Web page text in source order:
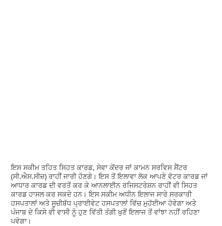
ਇਸ ਸਕੀਮ ਤਹਿਤ ਸਿਹਤ ਕਾਰਡ, ਸੇਵਾ ਕੇਂਦਰ ਜਾਂ ਕਾਮਨ ਸਰਵਿਸ ਸੈਂਟਰ
(ਸੀ.ਐਸ.ਸੀਜ਼) ਰਾਹੀਂ ਜਾਰੀ ਹੋਣਗੇ। ਇਸ ਤੋਂ ਇਲਾਵਾ ਲੋਕ ਆਪਣੇ ਵੋਟਰ ਕਾਰਡ ਜਾਂ
ਆਧਾਰ ਕਾਰਡ ਦੀ ਵਰਤੋਂ ਕਰ ਕੇ ਆਨਲਾਈਨ ਰਜਿਸਟਰੇਸ਼ਨ ਰਾਹੀਂ ਵੀ ਸਿਹਤ
ਕਾਰਡ ਹਾਸਲ ਕਰ ਸਕਦੇ ਹਨ। ਇਸ ਸਕੀਮ ਅਧੀਨ ਇਲਾਜ ਸਾਰੇ ਸਰਕਾਰੀ
ਹਸਪਤਾਲਾਂ ਅਤੇ ਸੂਚੀਬੱਧ ਪ੍ਰਾਈਵੇਟ ਹਸਪਤਾਲਾਂ ਵਿੱਚ ਮੁਹੱਈਆ ਹੋਵੇਗਾ ਅਤੇ
ਪੰਜਾਬ ਦੇ ਕਿਸੇ ਵੀ ਵਾਸੀ ਨੂੰ ਹੁਣ ਵਿੱਤੀ ਤੰਗੀ ਖੁਣੋਂ ਇਲਾਜ ਤੋਂ ਵਾਂਝਾ ਨਹੀਂ ਰਹਿਣਾ
ਪਵੇਗਾ।